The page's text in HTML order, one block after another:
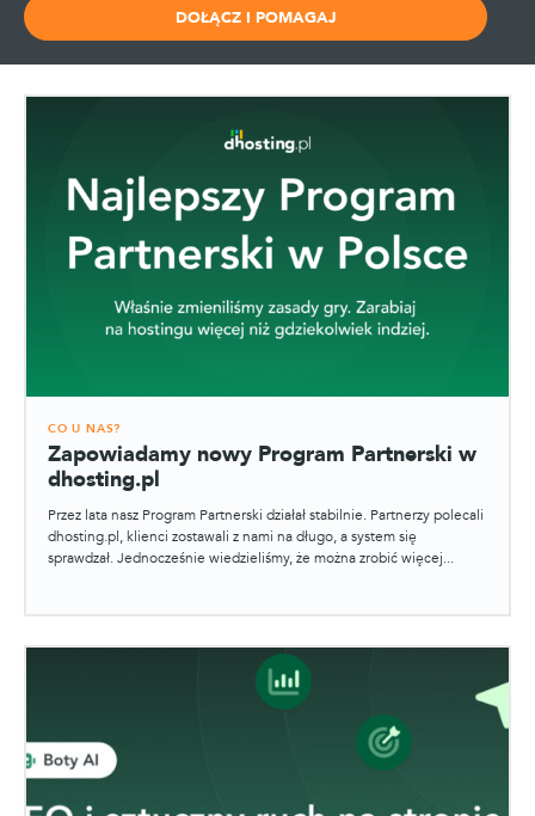
DOŁĄCZ I POMAGAJ
CO U NAS?
Zapowiadamy nowy Program Partnerski w
dhosting.pl
Przez lata nasz Program Partnerski działał stabilnie. Partnerzy polecali
dhosting.pl, klienci zostawali z nami na długo, a system się
sprawdzał. Jednocześnie wiedzieliśmy, że można zrobić więcej...